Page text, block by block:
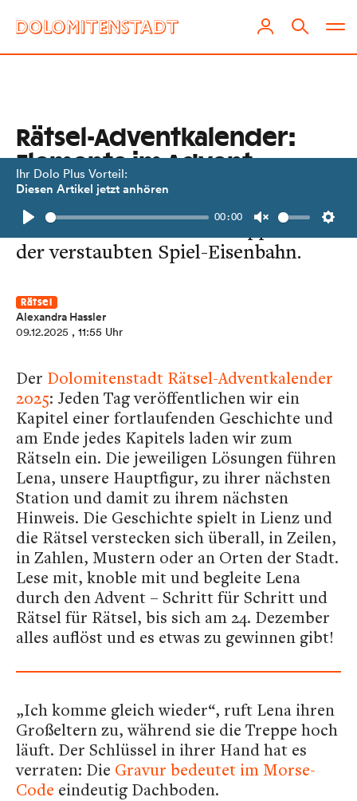
Ihr Dolo Plus Vorteil:
Diesen Artikel jetzt anhören
Play
00:00
Unmute
Rätsel-Adventkalender:
Elemente im Advent
Tag 9: Lena findet den nächsten
Hinweis zwischen alten Puppen und
der verstaubten Spiel-Eisenbahn.
Rätsel
Alexandra Hassler
09.12.2025 , 11:55 Uhr
Der Dolomitenstadt Rätsel-Adventkalender
2025: Jeden Tag veröffentlichen wir ein
Kapitel einer fortlaufenden Geschichte und
am Ende jedes Kapitels laden wir zum
Rätseln ein. Die jeweiligen Lösungen führen
Lena, unsere Hauptfigur, zu ihrer nächsten
Station und damit zu ihrem nächsten
Hinweis. Die Geschichte spielt in Lienz und
die Rätsel verstecken sich überall, in Zeilen,
in Zahlen, Mustern oder an Orten der Stadt.
Lese mit, knoble mit und begleite Lena
durch den Advent – Schritt für Schritt und
Rätsel für Rätsel, bis sich am 24. Dezember
alles auflöst und es etwas zu gewinnen gibt!
„Ich komme gleich wieder“, ruft Lena ihren
Großeltern zu, während sie die Treppe hoch
läuft. Der Schlüssel in ihrer Hand hat es
verraten: Die Gravur bedeutet im Morse-
Code eindeutig Dachboden.